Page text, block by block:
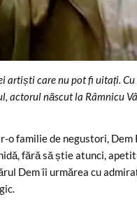
artiști care nu pot fi uitați.
actorul născut la Râmnicu
o familie de negustori,
fără să știe atunci,
Dem îi urmărea cu